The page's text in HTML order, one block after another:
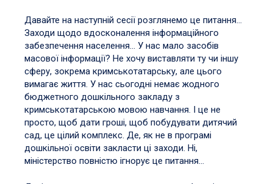
Давайте на наступній сесії розглянемо це питання…
Заходи щодо вдосконалення інформаційного
забезпечення населення… У нас мало засобів
масової інформації? Не хочу виставляти ту чи іншу
сферу, зокрема кримськотатарську, але цього
вимагає життя. У нас сьогодні немає жодного
бюджетного дошкільного закладу з
кримськотатарською мовою навчання. І це не
просто, щоб дати гроші, щоб побудувати дитячий
сад, це цілий комплекс. Де, як не в програмі
дошкільної освіти закласти ці заходи. Ні,
міністерство повністю ігнорує це питання…